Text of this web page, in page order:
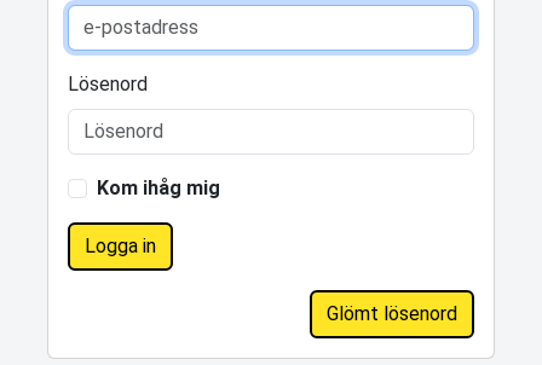
Lösenord
Kom ihåg mig
Logga in
Glömt lösenord